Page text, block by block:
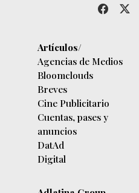
Artículos/
Agencias de Medios
Bloomclouds
Breves
Cine Publicitario
Cuentas, pases y
anuncios
DatAd
Digital